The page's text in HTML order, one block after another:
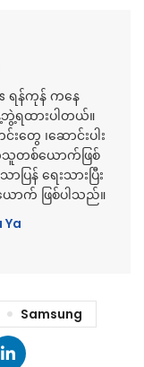
ရန်ကုန် ကနေ
ဘွဲ့ရထားပါတယ်။
ေ ၊ဆောင်းပါး
တစ်ယောက်ဖြစ်
ြန် ရေးသားပြီး
ာက် ဖြစ်ပါသည်။
Ya
Samsung